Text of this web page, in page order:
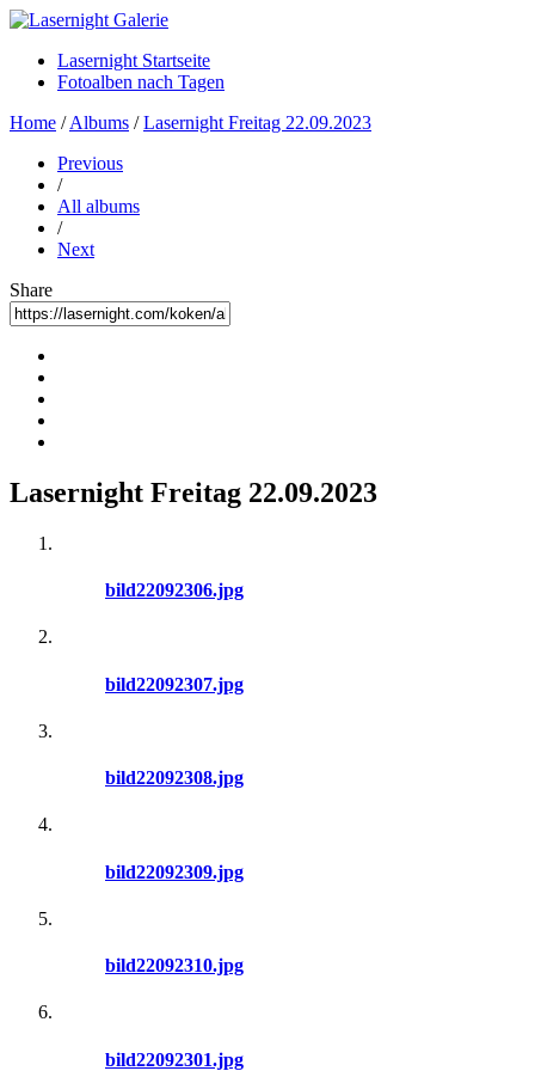
Lasernight Startseite
Fotoalben nach Tagen
Home /Albums /Lasernight Freitag 22.09.2023
Previous
/
All albums
/
Next
Share
Lasernight Freitag 22.09.2023
bild22092306.jpg
bild22092307.jpg
bild22092308.jpg
bild22092309.jpg
bild22092310.jpg
bild22092301.jpg